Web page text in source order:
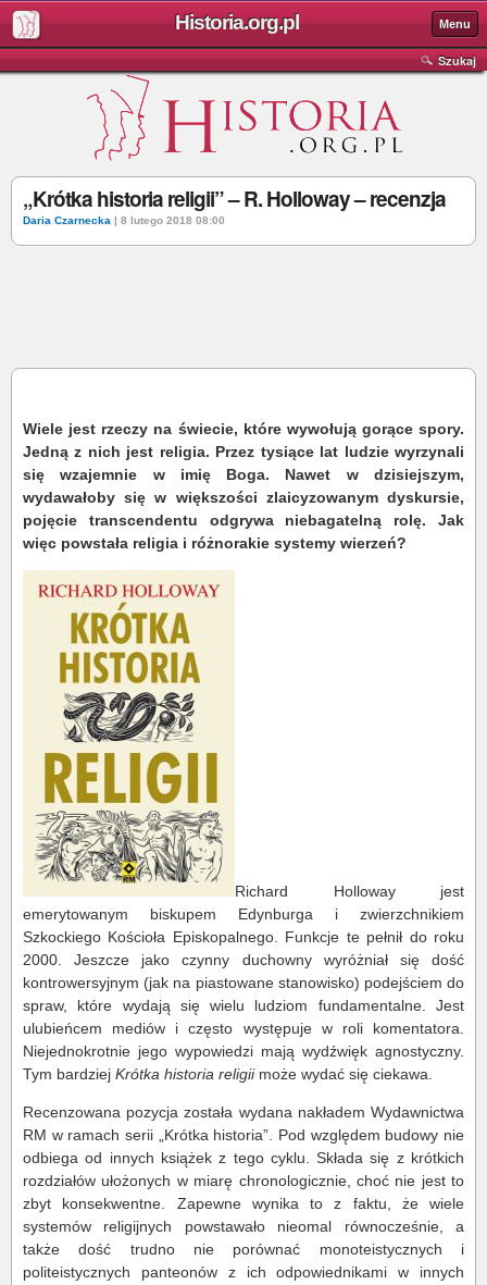
Historia.org.pl Menu
Szukaj
„Krótka historia religii” – R. Holloway – recenzja
Daria Czarnecka | 8 lutego 2018 08:00
Wiele jest rzeczy na świecie, które wywołują gorące spory.
Jedną z nich jest religia. Przez tysiące lat ludzie wyrzynali
się wzajemnie w imię Boga. Nawet w dzisiejszym,
wydawałoby się w większości zlaicyzowanym dyskursie,
pojęcie transcendentu odgrywa niebagatelną rolę. Jak
więc powstała religia i różnorakie systemy wierzeń?
Richard Holloway jest
emerytowanym biskupem Edynburga i zwierzchnikiem
Szkockiego Kościoła Episkopalnego. Funkcje te pełnił do roku
2000. Jeszcze jako czynny duchowny wyróżniał się dość
kontrowersyjnym (jak na piastowane stanowisko) podejściem do
spraw, które wydają się wielu ludziom fundamentalne. Jest
ulubieńcem mediów i często występuje w roli komentatora.
Niejednokrotnie jego wypowiedzi mają wydźwięk agnostyczny.
Tym bardziej Krótka historia religiimoże wydać się ciekawa.
Recenzowana pozycja została wydana nakładem Wydawnictwa
RM w ramach serii „Krótka historia”. Pod względem budowy nie
odbiega od innych książek z tego cyklu. Składa się z krótkich
rozdziałów ułożonych w miarę chronologicznie, choć nie jest to
zbyt konsekwentne. Zapewne wynika to z faktu, że wiele
systemów religijnych powstawało nieomal równocześnie, a
także dość trudno nie porównać monoteistycznych i
politeistycznych panteonów z ich odpowiednikami w innych